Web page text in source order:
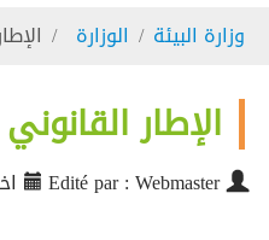
You are here:
وزارة البيئة الوزارة
الإطار
Edité par : Webmaster